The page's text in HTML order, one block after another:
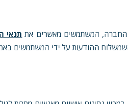
החברה, המשתמשים מאשרים את תנאי
ההודעות על ידי המשתמשים